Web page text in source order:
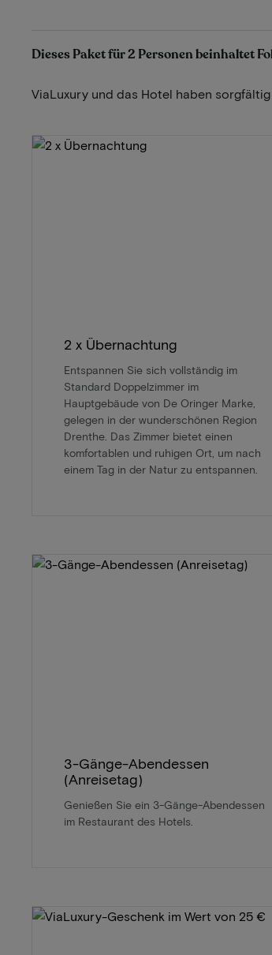
Dieses Paket für 2 Personen beinhaltet
ViaLuxury und das Hotel haben
2 x Übernachtung
Entspannen Sie sich vollständig im
Standard Doppelzimmer im
Hauptgebäude von De Oringer Marke,
gelegen in der wunderschönen Region
Drenthe. Das Zimmer bietet einen
komfortablen und ruhigen Ort, um nach
einem Tag in der Natur zu entspannen.
3-Gänge-Abendessen
(Anreisetag)
Genießen Sie ein 3-Gänge-Abendessen
im Restaurant des Hotels.